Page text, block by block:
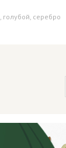
, голубой, серебро